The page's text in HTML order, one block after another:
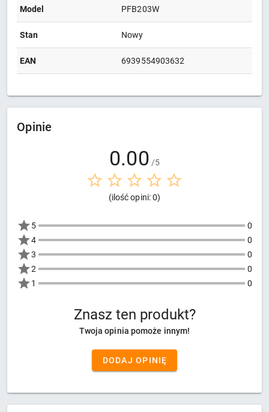
Model PFB203W
Stan Nowy
EAN 6939554903632
Opinie
0.00 /5
(ilość opini: 0)
5
0
4
0
3
0
2
0
1
0
Znasz ten produkt?
Twoja opinia pomoże innym!
DODAJ OPINIĘ